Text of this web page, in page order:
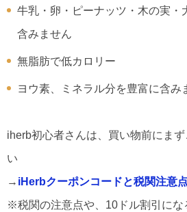
牛乳・卵・ピーナッツ・木の実・
含みません
無脂肪で低カロリー
ヨウ素、ミネラル分を豊富に含み
iherb初心者さんは、買い物前にま
い
→ iHerbクーポンコードと税関注意
※税関の注意点や、10ドル割引にな